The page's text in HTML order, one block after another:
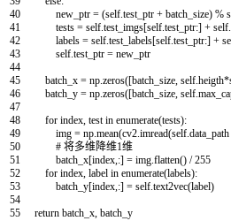
40
41
42
43
44
45
46
47
48
49
50
51
52
53
54
55
new_ptr = (self.test_ptr + batch_size) %
tests = self.test_imgs[self.test_ptr:] + self.
labels = self.test_labels[self.test_ptr:] +
self.test_ptr = new_ptr
batch_x = np.zeros([batch_size, self.heigth*
batch_y = np.zeros([batch_size, self.
for index, test in enumerate(tests):
img = np.mean(cv2.imread(self.data_path
# 将多维降维1维
batch_x[index,:] = img.flatten() / 255
for index, label in enumerate(labels):
batch_y[index,:] = self.text2vec(label)
return batch_x, batch_y